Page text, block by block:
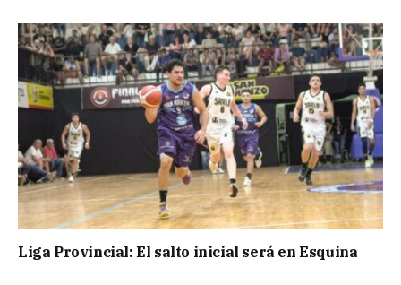
Liga Provincial: El salto inicial será en Esquina